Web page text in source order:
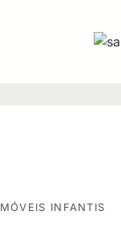
MÓVEIS INFANTIS